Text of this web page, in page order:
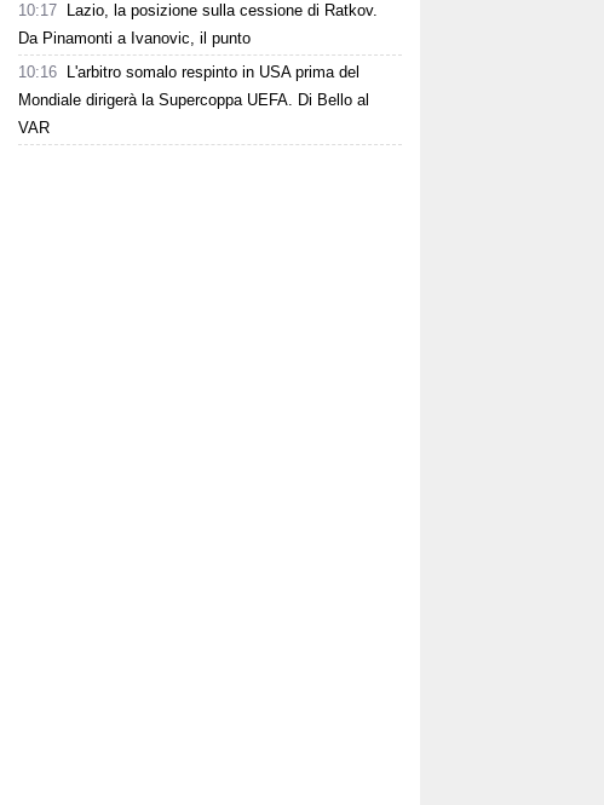
10:17
Lazio, la posizione sulla cessione di Ratkov.
Da Pinamonti a Ivanovic, il punto
10:16
L'arbitro somalo respinto in USA prima del
Mondiale dirigerà la Supercoppa UEFA. Di Bello al
VAR